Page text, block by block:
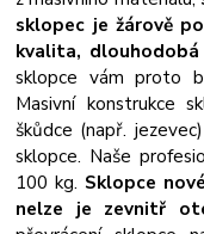
sklopec je žárově
kvalita,
sklopce vám proto
Masivní konstrukce
škůdce (např.
sklopce. Naše
100 kg. Sklopce
nelze je zevnitř